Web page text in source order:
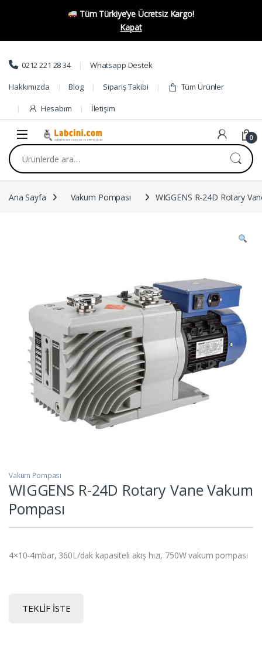
Tüm Türkiye’ye Ücretsiz Kargo!
Kapat
Skip to navigation
Skip to content
0212 221 28 34 Whatsapp Destek
Hakkımızda Blog Sipariş Takibi Tüm Ürünler
Hesabım İletişim
0
Ara:
Ana Sayfa Vakum Pompası WIGGENS R-24D Rotary
Vakum Pompası
WIGGENS R-24D Rotary Vane Vakum
Pompası
4×10-4mbar, 360L/dak kapasiteli akış hızı, 750W vakum pompası
TEKLIF İSTE